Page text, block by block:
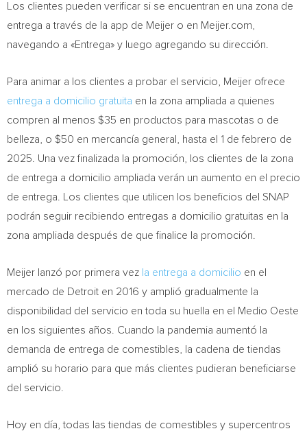
Los clientes pueden verificar si se encuentran en una zona de
entrega a través de la app de Meijer o en Meijer.com,
navegando a «Entrega» y luego agregando su dirección.
Para animar a los clientes a probar el servicio, Meijer ofrece
entrega a domicilio gratuita en la zona ampliada a quienes
compren al menos $35 en productos para mascotas o de
belleza, o $50 en mercancía general, hasta el 1 de febrero de
2025. Una vez finalizada la promoción, los clientes de la zona
de entrega a domicilio ampliada verán un aumento en el precio
de entrega. Los clientes que utilicen los beneficios del SNAP
podrán seguir recibiendo entregas a domicilio gratuitas en la
zona ampliada después de que finalice la promoción.
Meijer lanzó por primera vez la entrega a domicilio en el
mercado de Detroit en 2016 y amplió gradualmente la
disponibilidad del servicio en toda su huella en el
Medio Oeste
en los siguientes años. Cuando la pandemia aumentó la
demanda de entrega de comestibles, la cadena de tiendas
amplió su horario para que más clientes pudieran beneficiarse
del servicio.
Hoy en día, todas las tiendas de comestibles y supercentros